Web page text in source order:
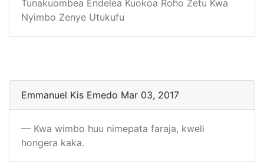
Tunakuombea Endelea Kuokoa Roho Zetu Kwa
Nyimbo Zenye Utukufu
Emmanuel Kis Emedo Mar 03, 2017
Kwa wimbo huu nimepata faraja, kweli
hongera kaka.